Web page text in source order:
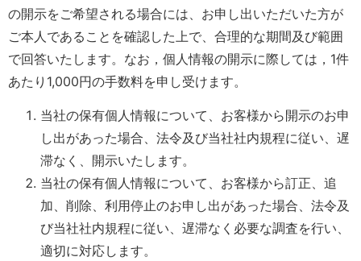
の開示をご希望される場合には、お申し出いただいた方が
ご本人であることを確認した上で、合理的な期間及び範囲
で回答いたします。なお，個人情報の開示に際しては，1件
あたり1,000円の手数料を申し受けます。
当社の保有個人情報について、お客様から開示のお申
し出があった場合、法令及び当社社内規程に従い、遅
滞なく、開示いたします。
当社の保有個人情報について、お客様から訂正、追
加、削除、利用停止のお申し出があった場合、法令及
び当社社内規程に従い、遅滞なく必要な調査を行い、
適切に対応します。